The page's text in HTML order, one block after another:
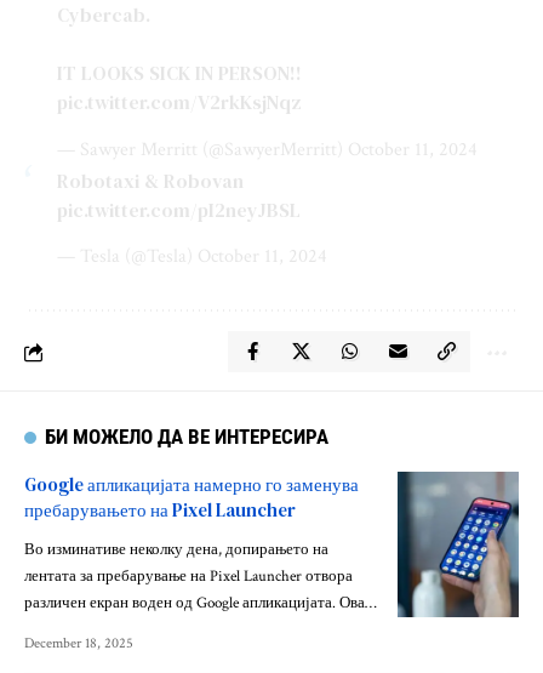
Cybercab.
IT LOOKS SICK IN PERSON!!
pic.twitter.com/V2rkKsjNqz
— Sawyer Merritt (@SawyerMerritt) October 11, 2024
Robotaxi & Robovan
pic.twitter.com/pI2neyJBSL
— Tesla (@Tesla) October 11, 2024
БИ МОЖЕЛО ДА ВЕ ИНТЕРЕСИРА
Google апликацијата намерно го заменува
пребарувањето на Pixel Launcher
Во изминативе неколку дена, допирањето на
лентата за пребарување на Pixel Launcher отвора
различен екран воден од Google апликацијата. Ова…
December 18, 2025